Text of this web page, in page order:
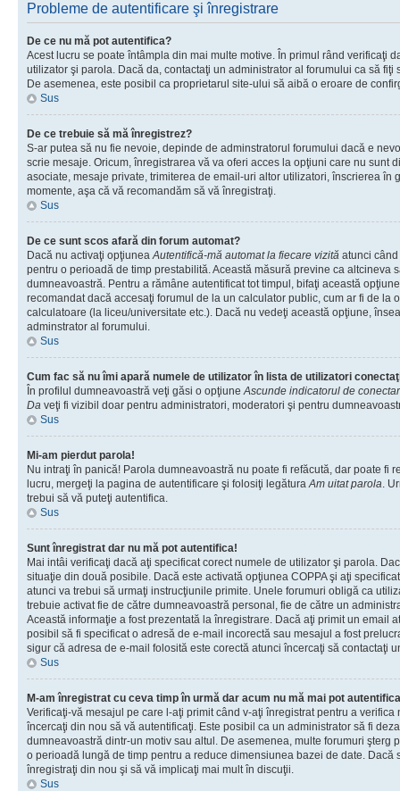
Probleme de autentificare şi înregistrare
De ce nu mă pot autentifica?
Acest lucru se poate întâmpla din mai multe motive. În primul rând verificaţi
utilizator şi parola. Dacă da, contactaţi un administrator al forumului ca să fiţi
De asemenea, este posibil ca proprietarul site-ului să aibă o eroare de
Sus
De ce trebuie să mă înregistrez?
S-ar putea să nu fie nevoie, depinde de adminstratorul forumului dacă e
scrie mesaje. Oricum, înregistrarea vă va oferi acces la opţiuni care nu sunt
asociate, mesaje private, trimiterea de email-uri altor utilizatori, înscrierea în
momente, aşa că vă recomandăm să vă înregistraţi.
Sus
De ce sunt scos afară din forum automat?
Dacă nu activaţi opţiuneaAutentifică-mă automat la fiecare vizită atunci
pentru o perioadă de timp prestabilită. Această măsură previne ca altcineva
dumneavoastră. Pentru a rămâne autentificat tot timpul, bifaţi această
recomandat dacă accesaţi forumul de la un calculator public, cum ar fi de la
calculatoare (la liceu/universitate etc.). Dacă nu vedeţi această opţiune,
adminstrator al forumului.
Sus
Cum fac să nu îmi apară numele de utilizator în lista de utilizatori
În profilul dumneavoastră veţi găsi o opţiuneAscunde indicatorul de
Da veţi fi vizibil doar pentru administratori, moderatori şi pentru
Sus
Mi-am pierdut parola!
Nu intraţi în panică! Parola dumneavoastră nu poate fi refăcută, dar poate fi
lucru, mergeţi la pagina de autentificare şi folosiţi legăturaAm uitat parola.
trebui să vă puteţi autentifica.
Sus
Sunt înregistrat dar nu mă pot autentifica!
Mai intâi verificaţi dacă aţi specificat corect numele de utilizator şi parola.
situaţie din două posibile. Dacă este activată opţiunea COPPA şi aţi
atunci va trebui să urmaţi instrucţiunile primite. Unele forumuri obligă ca
trebuie activat fie de către dumneavoastră personal, fie de către un
Această informaţie a fost prezentată la înregistrare. Dacă aţi primit un email
posibil să fi specificat o adresă de e-mail incorectă sau mesajul a fost
sigur că adresa de e-mail folosită este corectă atunci încercaţi să contactaţi
Sus
M-am înregistrat cu ceva timp în urmă dar acum nu mă mai pot
Verificaţi-vă mesajul pe care l-aţi primit când v-aţi înregistrat pentru a
încercaţi din nou să vă autentificaţi. Este posibil ca un administrator să fi
dumneavoastră dintr-un motiv sau altul. De asemenea, multe forumuri şterg
o perioadă lungă de timp pentru a reduce dimensiunea bazei de date. Dacă
înregistraţi din nou şi să vă implicaţi mai mult în discuţii.
Sus